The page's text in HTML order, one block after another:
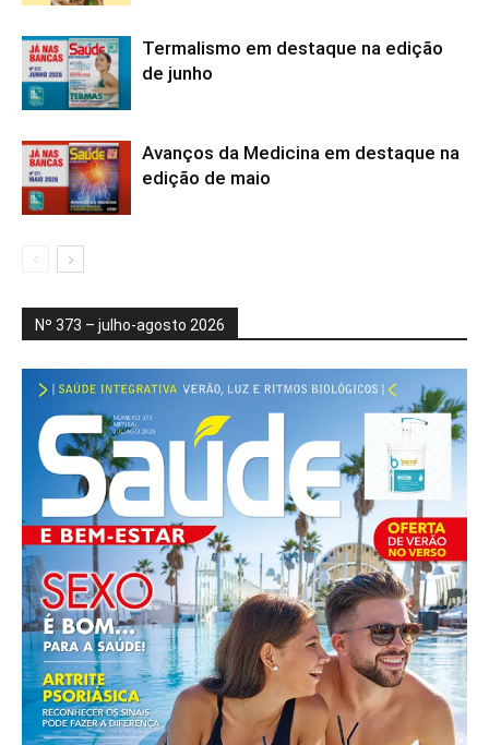
Termalismo em destaque na edição
de junho
Avanços da Medicina em destaque na
edição de maio
Nº 373 – julho-agosto 2026